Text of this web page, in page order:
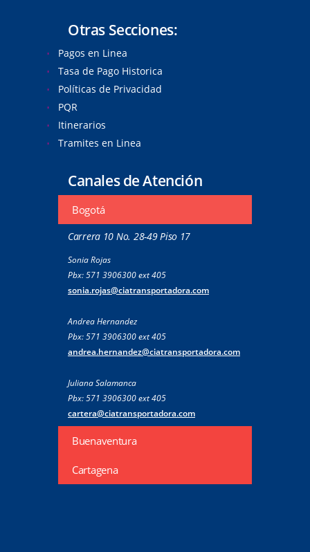
Otras Secciones:
Pagos en Linea
Tasa de Pago Historica
Políticas de Privacidad
PQR
Itinerarios
Tramites en Linea
Canales de Atención
Bogotá
Carrera 10 No. 28-49 Piso 17
Sonia Rojas
Pbx: 571 3906300 ext 405
sonia.rojas@ciatransportadora.com
Andrea Hernandez
Pbx: 571 3906300 ext 405
andrea.hernandez@ciatransportadora.com
Juliana Salamanca
Pbx: 571 3906300 ext 405
cartera@ciatransportadora.com
Buenaventura
Cartagena